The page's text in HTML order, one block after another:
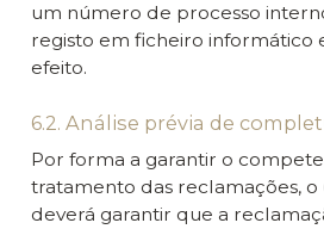
um número de processo
registo em ficheiro informático
efeito.
6.2. Análise prévia de
Por forma a garantir o
tratamento das reclamações, o
deverá garantir que a